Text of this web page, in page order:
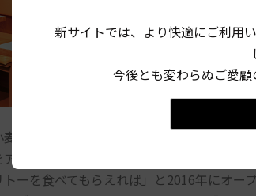
麦粉で作られたトルティーヤに様々な具材
メリカ・カリフォルニアで過ごした店主
ーを食べてもらえれば」と2016年にオー
新サイトでは、より快適にご利用
今後とも変わらぬご愛顧